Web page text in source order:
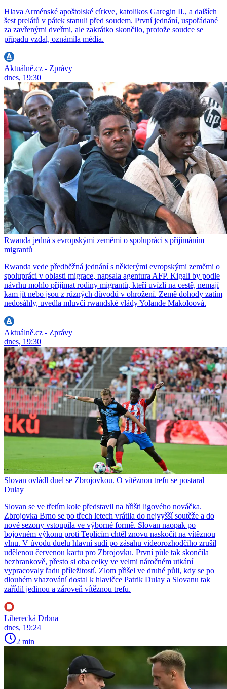
Hlava Arménské apoštolské církve, katolikos Garegin II., a dalších
šest prelátů v pátek stanuli před soudem. První jednání, uspořádané
za zavřenými dveřmi, ale zakrátko skončilo, protože soudce se
případu vzdal, oznámila média.
Aktuálně.cz - Zprávy
dnes, 19:30
Rwanda jedná s evropskými zeměmi o spolupráci s přijímáním
migrantů
Rwanda vede předběžná jednání s některými evropskými zeměmi o
spolupráci v oblasti migrace, napsala agentura AFP. Kigali by podle
návrhu mohlo přijímat rodiny migrantů, kteří uvízli na cestě, nemají
kam jít nebo jsou z různých důvodů v ohrožení. Země dohody zatím
nedosáhly, uvedla mluvčí rwandské vlády Yolande Makoloová.
Aktuálně.cz - Zprávy
dnes, 19:30
Slovan ovládl duel se Zbrojovkou. O vítěznou trefu se postaral
Dulay
Slovan se ve třetím kole představil na hřišti ligového nováčka.
Zbrojovka Brno se po třech letech vrátila do nejvyšší soutěže a do
nové sezony vstoupila ve výborné formě. Slovan naopak po
bojovném výkonu proti Teplicím chtěl znovu naskočit na vítěznou
vlnu. V úvodu duelu hlavní sudí po zásahu videorozhodčího zrušil
udělenou červenou kartu pro Zbrojovku. První půle tak skončila
bezbrankově, přesto si oba celky ve velmi náročném utkání
vypracovaly řadu příležitostí. Zlom přišel ve druhé půli, kdy se po
dlouhém vhazování dostal k hlavičce Patrik Dulay a Slovanu tak
zařídil jedinou a zároveň vítěznou trefu.
Liberecká Drbna
dnes, 19:24
2 min